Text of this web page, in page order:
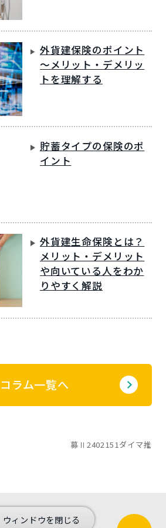
コラム一覧へ
募Ⅱ2402151ダイマ推
外貨建保険のポイント
～メリット・デメリッ
トを理解する
貯蓄タイプの保険のポ
イント
外貨建生命保険とは？
メリット・デメリット
や向いている人をわか
りやすく解説
ウィンドウを閉じる